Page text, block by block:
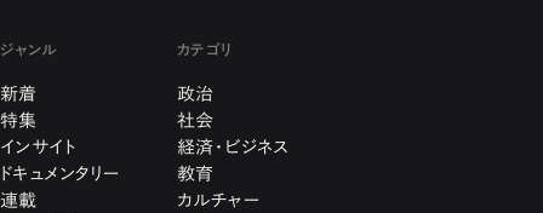
ジャンル
新着
特集
インサイト
ドキュメンタリー
連載
カテゴリ
政治
社会
経済・ビジネス
教育
カルチャー